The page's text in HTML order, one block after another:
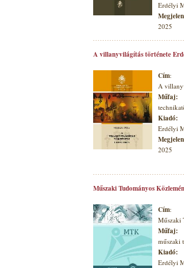
Erdélyi
2025
A villanyvilágítás története
Cím:
A
Műfaj:
Kiadó:
Erdélyi
2025
Műszaki Tudományos
Cím:
Műszaki
Műfaj:
műszaki
Kiadó:
Erdélyi